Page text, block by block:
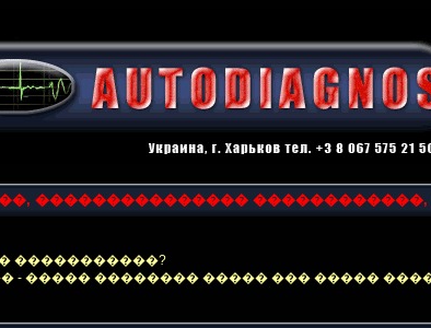
���������������
�����������?
����� �������� ����� ��� �����